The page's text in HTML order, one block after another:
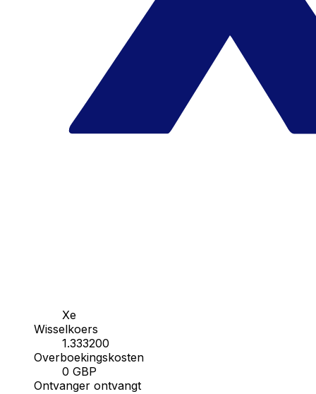
Xe
Wisselkoers
1.333200
Overboekingskosten
0 GBP
Ontvanger ontvangt